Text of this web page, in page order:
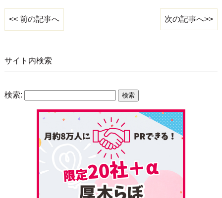
<< 前の記事へ 次の記事へ>>
サイト内検索
検索: